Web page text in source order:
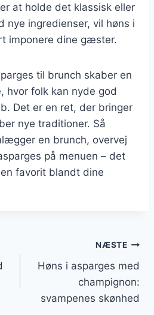
at holde det klassisk eller
nye ingredienser, vil høns i
imponere dine gæster.
til brunch skaber en
hvor folk kan nyde god
Det er en ret, der bringer
nye traditioner. Så
en brunch, overvej
på menuen – det
favorit blandt dine
NÆSTE
Høns i asparges med
champignon:
svampenes skønhed